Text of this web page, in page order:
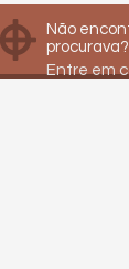
Não
procurava?
Entre em